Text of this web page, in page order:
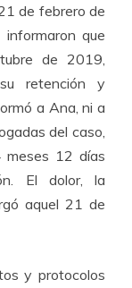
de febrero de
que
de 2019,
retención y
a Ana, ni a
del caso,
meses 12 días
El dolor, la
aquel 21 de
y protocolos